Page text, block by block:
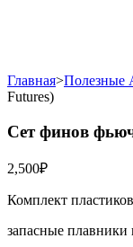
Главная>Полезные
Futures)
Сет финов
2,500₽
Комплект
запасные плавники